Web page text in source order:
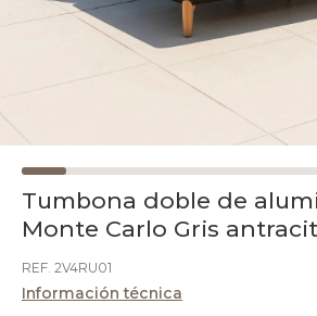
Tumbona doble de
Monte Carlo Gris
REF. 2V4RU01
Información técnica